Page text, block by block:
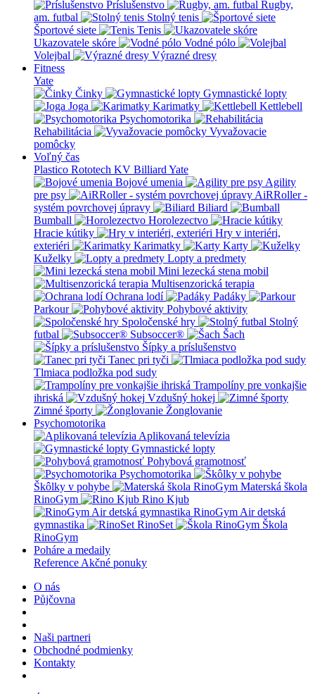
Príslušenstvo
Rugby,
am. futbal
Stolný tenis
Športové siete
Tenis
Ukazovatele skóre
Vodné pólo
Volejbal
Výrazné dresy
Fitness
Yate
Činky
Gymnastické lopty
Joga
Karimatky
Kettlebell
Psychomotorika
Rehabilitácia
Vyvažovacie
pomôcky
Voľný čas
Plastico Rototech KV Billiard Yate
Bojové umenia
Agility
pre psy
AiRRoller -
systém povrchovej úpravy
Biliard
Bumball
Horolezectvo
Hracie kútiky
Hry v interiéri,
exteriéri
Karimatky
Karty
Kuželky
Lopty a predmety
Mini lezecká stena mobil
Multisenzorická terapia
Ochrana lodí
Padáky
Parkour
Pohybové aktivity
Spoločenské hry
Stolný
futbal
Subsoccer®
Šach
Šípky a príslušenstvo
Tanec pri tyči
Tlmiaca podložka pod sudy
Trampolíny pre vonkajšie
ihriská
Vzdušný hokej
Zimné športy
Žonglovanie
Psychomotorika
Aplikovaná televízia
Gymnastické lopty
Pohybová gramotnosť
Psychomotorika
Škôlky v pohybe
Materská škola
RinoGym
Rino Kjub
RinoGym Air detská
gymnastika
RinoSet
Škola
RinoGym
Poháre a medaily
Reference Akčné ponuky
O nás
Půjčovna
Naši partneri
Obchodné podmienky
Kontakty